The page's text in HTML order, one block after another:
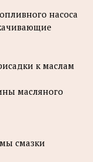
насоса
к маслам
масляного
смазки